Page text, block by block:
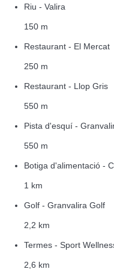
Riu - Valira
150 m
Restaurant - El Mercat
250 m
Restaurant - Llop Gris
550 m
Pista d'esquí -
550 m
Botiga d'alimentació -
1 km
Golf - Granvalira Golf
2,2 km
Termes - Sport
2,6 km